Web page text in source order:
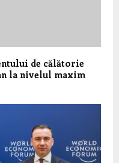
de călătorie
la nivelul maxim